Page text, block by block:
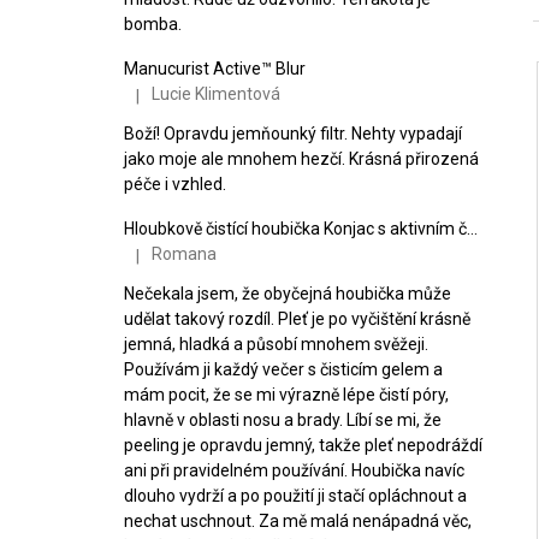
bomba.
Manucurist Active™ Blur
Hodnocení produktu je 5 z 5 hvězdiček.
| Lucie Klimentová
Boží! Opravdu jemňounký filtr. Nehty vypadají
jako moje ale mnohem hezčí. Krásná přirozená
péče i vzhled.
Hodnocení produktu je 5 z 5 hvězdiček.
| Romana
Nečekala jsem, že obyčejná houbička může
udělat takový rozdíl. Pleť je po vyčištění krásně
jemná, hladká a působí mnohem svěžeji.
Používám ji každý večer s čisticím gelem a
mám pocit, že se mi výrazně lépe čistí póry,
hlavně v oblasti nosu a brady. Líbí se mi, že
peeling je opravdu jemný, takže pleť nepodráždí
ani při pravidelném používání. Houbička navíc
dlouho vydrží a po použití ji stačí opláchnout a
nechat uschnout. Za mě malá nenápadná věc,